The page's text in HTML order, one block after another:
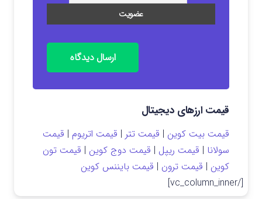
ارسال دیدگاه
قیمت ارزهای دیجیتال
قیمت بیت کوین | قیمت تتر | قیمت اتریوم | قیمت
سولانا | قیمت ریپل | قیمت دوج کوین | قیمت تون
کوین | قیمت ترون | قیمت بایننس کوین
[/vc_column_inner]